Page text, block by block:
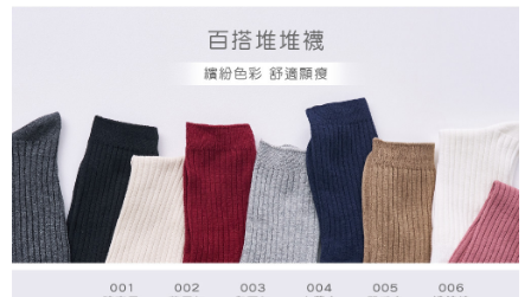
全家取貨付款
每筆NT$80，滿NT$899(含以上)免運費
每筆NT$80，滿NT$859(含以上)免運費
7-11取貨付款
每筆NT$80，滿NT$899(含以上)免運費
付款後7-11取貨
每筆NT$80，滿NT$859(含以上)免運費